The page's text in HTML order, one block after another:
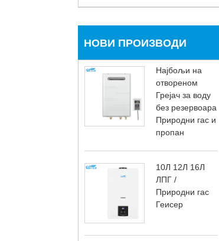
НОВИ ПРОИЗВОДИ
Најбољи на
отвореном
Грејач за воду
без резервоара
Природни гас и
пропан
10Л 12Л 16Л
ЛПГ /
Природни гас
Геисер